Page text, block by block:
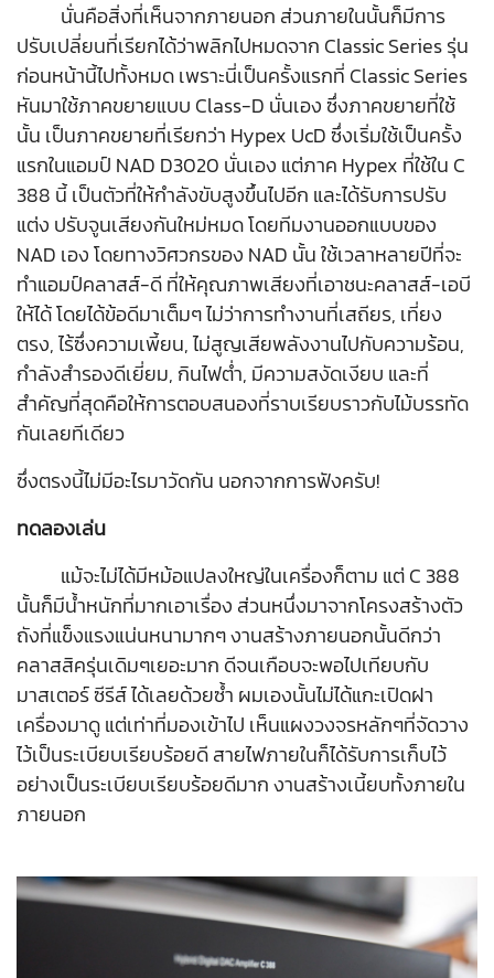
นั่นคือสิ่งที่เห็นจากภายนอก ส่วนภายในนั้นก็มีการ
ปรับเปลี่ยนที่เรียกได้ว่าพลิกไปหมดจาก Classic Series รุ่น
ก่อนหน้านี้ไปทั้งหมด เพราะนี่เป็นครั้งแรกที่ Classic Series
หันมาใช้ภาคขยายแบบ Class-D นั่นเอง ซึ่งภาคขยายที่ใช้
นั้น เป็นภาคขยายที่เรียกว่า Hypex UcD ซึ่งเริ่มใช้เป็นครั้ง
แรกในแอมป์ NAD D3020 นั่นเอง แต่ภาค Hypex ที่ใช้ใน C
388 นี้ เป็นตัวที่ให้กำลังขับสูงขึ้นไปอีก และได้รับการปรับ
แต่ง ปรับจูนเสียงกันใหม่หมด โดยทีมงานออกแบบของ
NAD เอง โดยทางวิศวกรของ NAD นั้น ใช้เวลาหลายปีที่จะ
ทำแอมป์คลาสส์-ดี ที่ให้คุณภาพเสียงที่เอาชนะคลาสส์-เอบี
ให้ได้ โดยได้ข้อดีมาเต็มๆ ไม่ว่าการทำงานที่เสถียร, เที่ยง
ตรง, ไร้ซึ่งความเพี้ยน, ไม่สูญเสียพลังงานไปกับความร้อน,
กำลังสำรองดีเยี่ยม, กินไฟต่ำ, มีความสงัดเงียบ และที่
สำคัญที่สุดคือให้การตอบสนองที่ราบเรียบราวกับไม้บรรทัด
กันเลยทีเดียว
ซึ่งตรงนี้ไม่มีอะไรมาวัดกัน นอกจากการฟังครับ!
ทดลองเล่น
แม้จะไม่ได้มีหม้อแปลงใหญ่ในเครื่องก็ตาม แต่ C 388
นั้นก็มีน้ำหนักที่มากเอาเรื่อง ส่วนหนึ่งมาจากโครงสร้างตัว
ถังที่แข็งแรงแน่นหนามากๆ งานสร้างภายนอกนั้นดีกว่า
คลาสสิครุ่นเดิมๆเยอะมาก ดีจนเกือบจะพอไปเทียบกับ
มาสเตอร์ ซีรีส์ ได้เลยด้วยซ้ำ ผมเองนั้นไม่ได้แกะเปิดฝา
เครื่องมาดู แต่เท่าที่มองเข้าไป เห็นแผงวงจรหลักๆที่จัดวาง
ไว้เป็นระเบียบเรียบร้อยดี สายไฟภายในก็ได้รับการเก็บไว้
อย่างเป็นระเบียบเรียบร้อยดีมาก งานสร้างเนี้ยบทั้งภายใน
ภายนอก